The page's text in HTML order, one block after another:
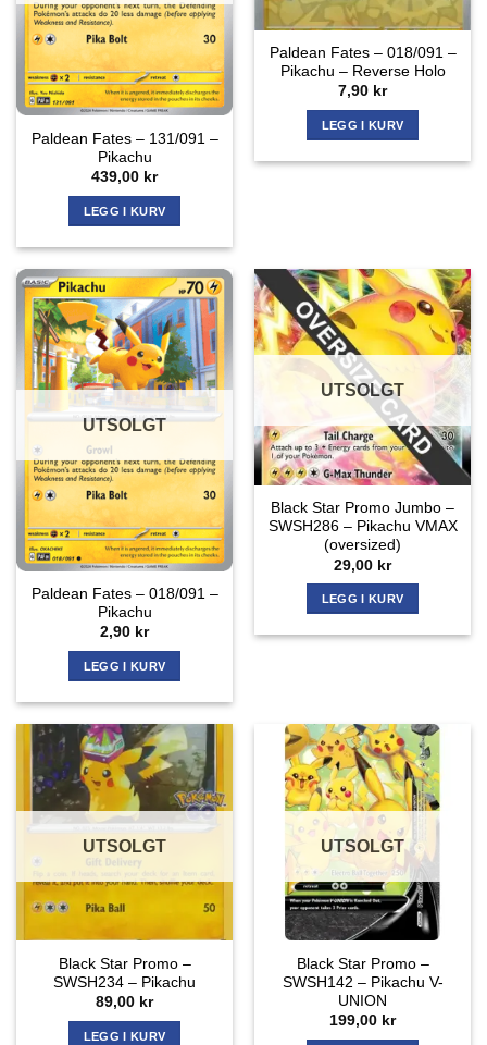
Paldean Fates – 131/091 –
Pikachu
439,00 kr
LEGG I KURV
Paldean Fates – 018/091 –
Pikachu – Reverse Holo
7,90 kr
LEGG I KURV
UTSOLGT
Paldean Fates – 018/091 –
Pikachu
2,90 kr
LEGG I KURV
UTSOLGT
Black Star Promo Jumbo –
SWSH286 – Pikachu VMAX
(oversized)
29,00 kr
LEGG I KURV
UTSOLGT
Black Star Promo –
SWSH234 – Pikachu
89,00 kr
LEGG I KURV
UTSOLGT
Black Star Promo –
SWSH142 – Pikachu V-
UNION
199,00 kr